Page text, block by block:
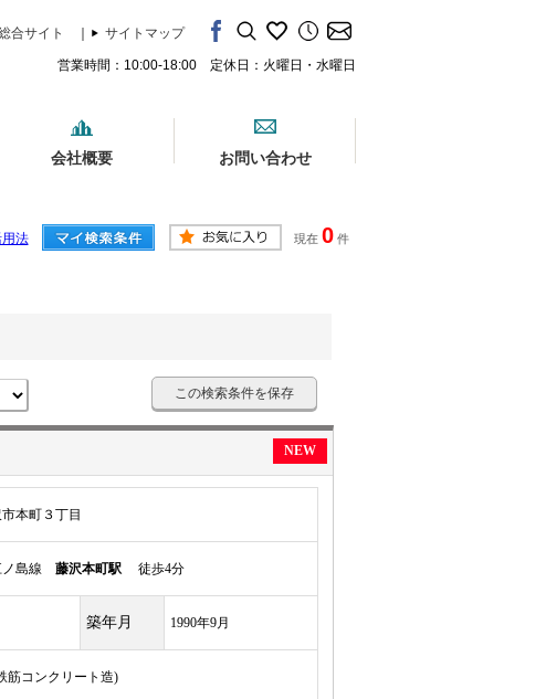
合サイト
サイトマップ
営業時間：10:00-18:00 定休日：火曜日・水曜日
会社概要 お問い合わせ
法 現在 0 件
この検索条件を保存
NEW
本町３丁目
ノ島線 藤沢本町駅 徒歩4分
築年月 1990年9月
筋コンクリート造)